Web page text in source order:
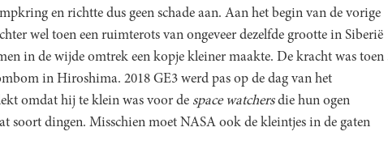
en richtte dus geen schade aan. Aan het begin van de vorige
wel toen een ruimterots van ongeveer dezelfde grootte in Siberië
in de wijde omtrek een kopje kleiner maakte. De kracht was toen
in Hiroshima. 2018 GE3 werd pas op de dag van het
omdat hij te klein was voor de space watchersdie hun ogen
soort dingen. Misschien moet NASA ook de kleintjes in de gaten